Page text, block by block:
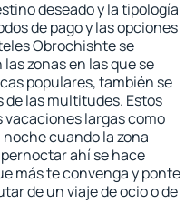
deseado y la tipología
de pago y las opciones
Obrochishte se
zonas en las que se
populares, también se
las multitudes. Estos
largas como
cuando la zona
ahí se hace
más te convenga y ponte
de un viaje de ocio o de